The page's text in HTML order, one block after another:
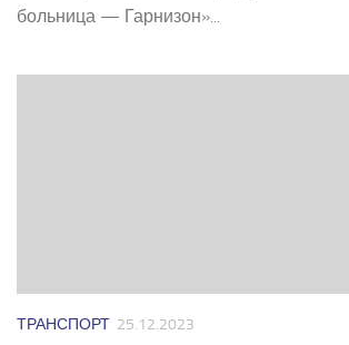
больница — Гарнизон»...
ТРАНСПОРТ 25.12.2023